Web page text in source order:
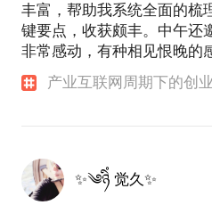
丰富，帮助我系统全面的梳
键要点，收获颇丰。中午还
非常感动，有种相见恨晚的
产业互联网周期下的创
✨༄ཉིཾ 觉久✨